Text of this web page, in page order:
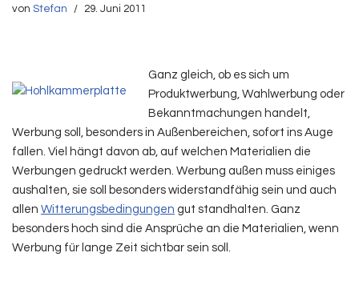
von Stefan 29. Juni 2011
Ganz gleich, ob es sich um
Produktwerbung, Wahlwerbung oder
Bekanntmachungen handelt,
Werbung soll, besonders in Außenbereichen, sofort ins Auge
fallen. Viel hängt davon ab, auf welchen Materialien die
Werbungen gedruckt werden. Werbung außen muss einiges
aushalten, sie soll besonders widerstandfähig sein und auch
allen Witterungsbedingungen gut standhalten. Ganz
besonders hoch sind die Ansprüche an die Materialien, wenn
Werbung für lange Zeit sichtbar sein soll.